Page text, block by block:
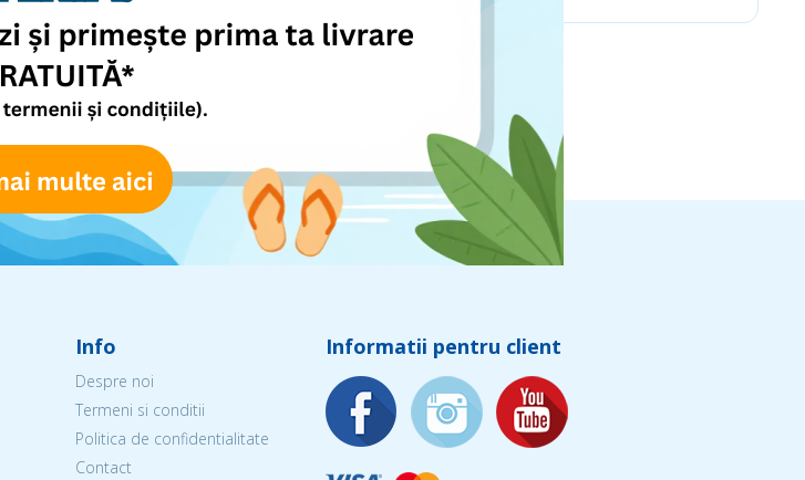
Info
Despre noi
Termeni si conditii
Politica de confidentialitate
Contact
Informatii pentru client